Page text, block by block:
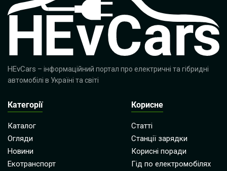
HEvCars – інформаційний портал про електричні та гібридні
автомобілі в Україні та світі
Категорії
Каталог
Огляди
Новини
Екотранспорт
Корисне
Статті
Станції зарядки
Корисні поради
Гід по електромобілях